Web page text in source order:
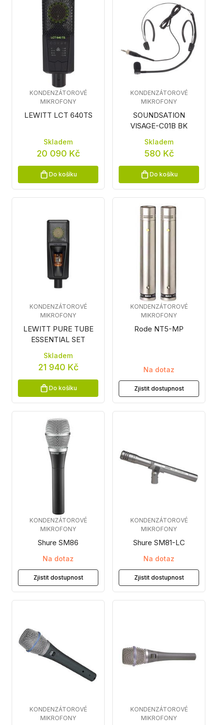
LEWITT LCT 640TS
KONDENZÁTOROVÉ
MIKROFONY
Skladem
20 090 Kč
Do košíku
SOUNDSATION
VISAGE-C01B BK
KONDENZÁTOROVÉ
MIKROFONY
Skladem
580 Kč
Do košíku
LEWITT PURE TUBE
ESSENTIAL SET
KONDENZÁTOROVÉ
MIKROFONY
Skladem
21 940 Kč
Do košíku
Rode NT5-MP
KONDENZÁTOROVÉ
MIKROFONY
Na dotaz
Zjistit dostupnost
Shure SM86
KONDENZÁTOROVÉ
MIKROFONY
Na dotaz
Zjistit dostupnost
Shure SM81-LC
KONDENZÁTOROVÉ
MIKROFONY
Na dotaz
Zjistit dostupnost
KONDENZÁTOROVÉ
MIKROFONY
KONDENZÁTOROVÉ
MIKROFONY